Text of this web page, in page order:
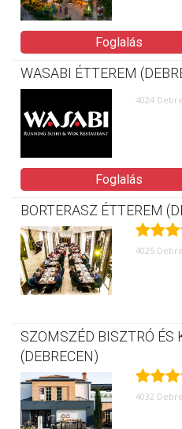
Foglalás
WASABI ÉTTEREM
4024
Foglalás
BORTERASZ ÉTTEREM
4025
SZOMSZÉD BISZTRÓ ÉS
(DEBRECEN)
4032